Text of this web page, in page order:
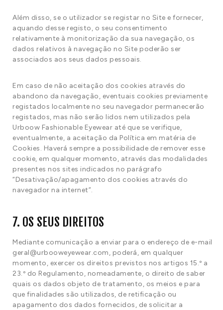
Além disso, se o utilizador se registar no Site e fornecer,
aquando desse registo, o seu consentimento
relativamente à monitorização da sua navegação, os
dados relativos à navegação no Site poderão ser
associados aos seus dados pessoais.
Em caso de não aceitação dos cookies através do
abandono da navegação, eventuais cookies previamente
registados localmente no seu navegador permanecerão
registados, mas não serão lidos nem utilizados pela
Urboow Fashionable Eyewear até que se verifique,
eventualmente, a aceitação da Política em matéria de
Cookies. Haverá sempre a possibilidade de remover esse
cookie, em qualquer momento, através das modalidades
presentes nos sites indicados no parágrafo
“Desativação/apagamento dos cookies através do
navegador na internet”.
7. OS SEUS DIREITOS
Mediante comunicação a enviar para o endereço de e-mail
geral@urbooweyewear.com, poderá, em qualquer
momento, exercer os direitos previstos nos artigos 15.º a
23.º do Regulamento, nomeadamente, o direito de saber
quais os dados objeto de tratamento, os meios e para
que finalidades são utilizados, de retificação ou
apagamento dos dados fornecidos, de solicitar a